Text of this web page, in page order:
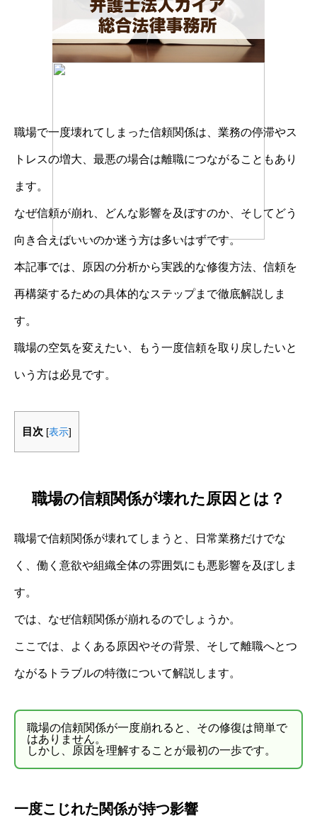
職場で一度壊れてしまった信頼関係は、業務の停滞やス
トレスの増大、最悪の場合は離職につながることもあり
ます。
なぜ信頼が崩れ、どんな影響を及ぼすのか、そしてどう
向き合えばいいのか迷う方は多いはずです。
本記事では、原因の分析から実践的な修復方法、信頼を
再構築するための具体的なステップまで徹底解説しま
す。
職場の空気を変えたい、もう一度信頼を取り戻したいと
いう方は必見です。
目次 [表示]
職場の信頼関係が壊れた原因とは？
職場で信頼関係が壊れてしまうと、日常業務だけでな
く、働く意欲や組織全体の雰囲気にも悪影響を及ぼしま
す。
では、なぜ信頼関係が崩れるのでしょうか。
ここでは、よくある原因やその背景、そして離職へとつ
ながるトラブルの特徴について解説します。
職場の信頼関係が一度崩れると、その修復は簡単で
はありません。
しかし、原因を理解することが最初の一歩です。
一度こじれた関係が持つ影響